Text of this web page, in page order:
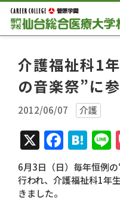
介護福祉科1
の音楽祭”に
2012/06/07 介護
X
6月3日（日）毎年恒例
行われ、介護福祉科1年
きました。